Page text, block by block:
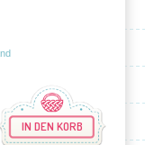
IN DEN KORB